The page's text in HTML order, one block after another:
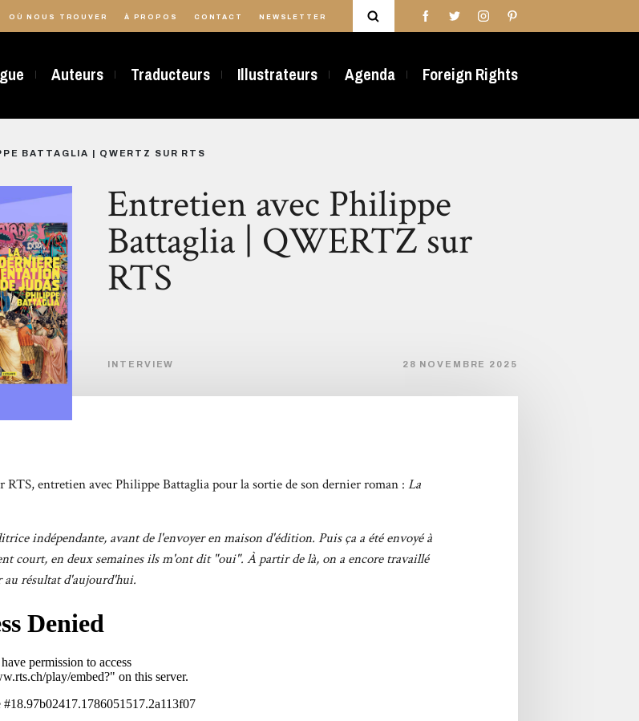
OÙ NOUS TROUVER À PROPOS CONTACT NEWSLETTER
Auteurs Traducteurs Illustrateurs Agenda Foreign Rights
BATTAGLIA | QWERTZ SUR RTS
Entretien avec Philippe
Battaglia | QWERTZ sur
RTS
INTERVIEW 28 NOVEMBRE 2025
RTS, entretien avec Philippe Battaglia pour la sortie de son dernier roman : La
indépendante, avant de l'envoyer en maison d'édition. Puis ça a été envoyé à
court, en deux semaines ils m'ont dit "oui". À partir de là, on a encore travaillé
au résultat d'aujourd'hui.